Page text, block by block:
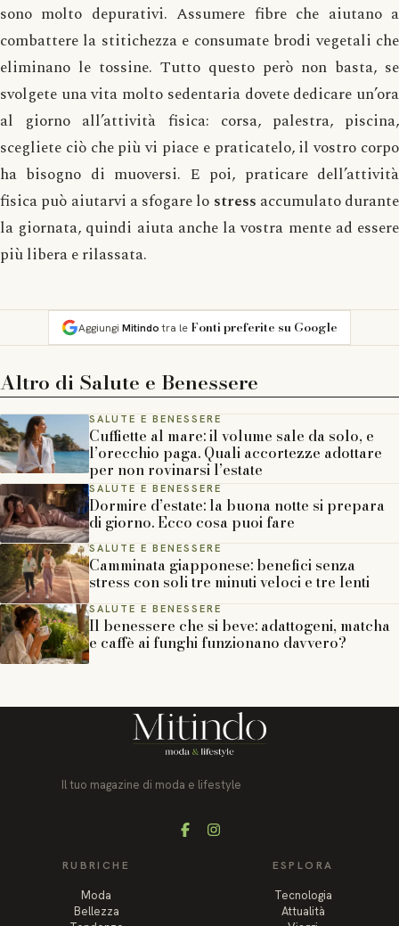
sono molto depurativi. Assumere fibre che aiutano a
combattere la stitichezza e consumate brodi vegetali che
eliminano le tossine. Tutto questo però non basta, se
svolgete una vita molto sedentaria dovete dedicare un’ora
al giorno all’attività fisica: corsa, palestra, piscina,
scegliete ciò che più vi piace e praticatelo, il vostro corpo
ha bisogno di muoversi. E poi, praticare dell’attività
fisica può aiutarvi a sfogare lo stress accumulato durante
la giornata, quindi aiuta anche la vostra mente ad essere
più libera e rilassata.
Aggiungi Mitindotra le Fonti preferite su Google
Altro di Salute e Benessere
SALUTE E BENESSERE
Cuffiette al mare: il volume sale da solo, e
l’orecchio paga. Quali accortezze adottare
per non rovinarsi l’estate
SALUTE E BENESSERE
Dormire d’estate: la buona notte si prepara
di giorno. Ecco cosa puoi fare
SALUTE E BENESSERE
Camminata giapponese: benefici senza
stress con soli tre minuti veloci e tre lenti
SALUTE E BENESSERE
Il benessere che si beve: adattogeni, matcha
e caffè ai funghi funzionano davvero?
Il tuo magazine di moda e lifestyle
FacebookInstagram
RUBRICHE
Moda
Bellezza
ESPLORA
Tecnologia
Attualità